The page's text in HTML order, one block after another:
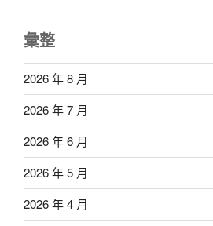
彙整
2026 年 8 月
2026 年 7 月
2026 年 6 月
2026 年 5 月
2026 年 4 月